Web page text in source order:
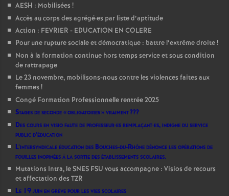
AESH : Mobilisées !
Accès au corps des agrégé·es par liste d’aptitude
Action : FEVRIER - EDUCATION EN COLERE
Pour une rupture sociale et démocratique : battre l’extrême droite!
Non à la formation continue hors temps service et sous condition
de rattrapage
Le 23 novembre, mobilisons-nous contre les violences faites aux
femmes !
Congé Formation Professionnelle rentrée 2025
Stages de seconde «obligatoires» vraiment???
Des cours en visio faute de professeur·es remplaçant·es, indigne du service
public d’éducation
L’intersyndicale éducation des Bouches-du-Rhône dénonce les opérations de
fouilles inopinées à la sortie des établissements scolaires.
Mutations Intra, le SNES FSU vous accompagne : Visios de recours
et affectation des TZR
Le 19 juin en grève pour les vies scolaires